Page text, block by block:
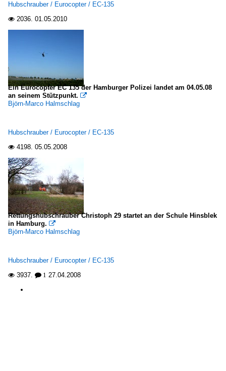
Hubschrauber / Eurocopter / EC-135
 2036. 01.05.2010
Ein Eurocopter EC 135 der Hamburger Polizei landet am 04.05.08
an seinem Stützpunkt. 
Björn-Marco Halmschlag
Hubschrauber / Eurocopter / EC-135
 4198. 05.05.2008
Rettungshubschrauber Christoph 29 startet an der Schule Hinsblek
in Hamburg. 
Björn-Marco Halmschlag
Hubschrauber / Eurocopter / EC-135
 3937.  1 27.04.2008